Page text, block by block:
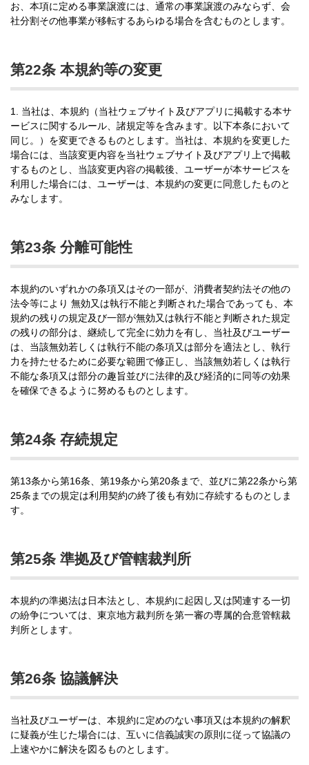
お、本項に定める事業譲渡には、通常の事業譲渡のみならず、会
社分割その他事業が移転するあらゆる場合を含むものとします。
第22条 本規約等の変更
1. 当社は、本規約（当社ウェブサイト及びアプリに掲載する本サ
ービスに関するルール、諸規定等を含みます。以下本条において
同じ。）を変更できるものとします。当社は、本規約を変更した
場合には、当該変更内容を当社ウェブサイト及びアプリ上で掲載
するものとし、当該変更内容の掲載後、ユーザーが本サービスを
利用した場合には、ユーザーは、本規約の変更に同意したものと
みなします。
第23条 分離可能性
本規約のいずれかの条項又はその一部が、消費者契約法その他の
法令等により 無効又は執行不能と判断された場合であっても、本
規約の残りの規定及び一部が無効又は執行不能と判断された規定
の残りの部分は、継続して完全に効力を有し、当社及びユーザー
は、当該無効若しくは執行不能の条項又は部分を適法とし、執行
力を持たせるために必要な範囲で修正し、当該無効若しくは執行
不能な条項又は部分の趣旨並びに法律的及び経済的に同等の効果
を確保できるように努めるものとします。
第24条 存続規定
第13条から第16条、第19条から第20条まで、並びに第22条から第
25条までの規定は利用契約の終了後も有効に存続するものとしま
す。
第25条 準拠及び管轄裁判所
本規約の準拠法は日本法とし、本規約に起因し又は関連する一切
の紛争については、東京地方裁判所を第一審の専属的合意管轄裁
判所とします。
第26条 協議解決
当社及びユーザーは、本規約に定めのない事項又は本規約の解釈
に疑義が生じた場合には、互いに信義誠実の原則に従って協議の
上速やかに解決を図るものとします。